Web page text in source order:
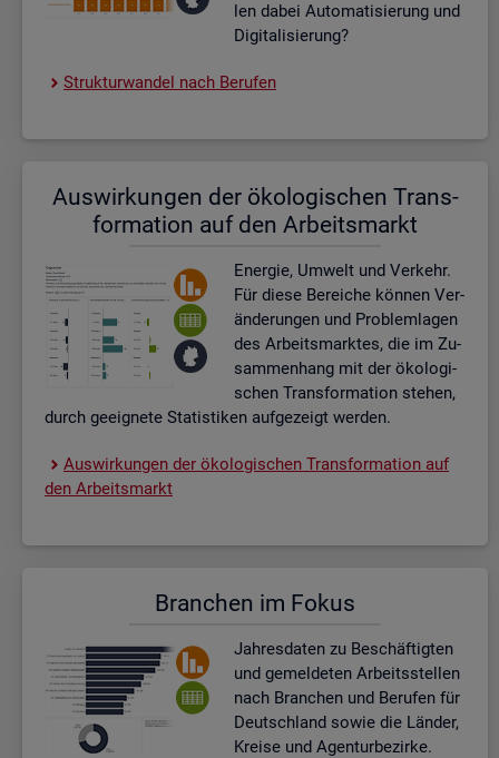
len dabei Au­to­ma­ti­sie­rung und
Di­gi­ta­li­sie­rung?
Struk­tur­wan­del nach Be­ru­fen
Aus­wir­kun­gen der öko­lo­gi­schen Trans­
for­ma­ti­on auf den Ar­beits­markt
En­er­gie, Um­welt und Ver­kehr.
Für diese Be­rei­che kön­nen Ver­
än­de­run­gen und Pro­blem­la­gen
des Ar­beits­mark­tes, die im Zu­
sam­men­hang mit der öko­lo­gi­
schen Trans­for­ma­ti­on ste­hen,
durch ge­eig­ne­te Sta­tis­ti­ken auf­ge­zeigt wer­den.
Aus­wir­kun­gen der öko­lo­gi­schen Trans­for­ma­ti­on auf
den Ar­beits­markt
Bran­chen im Fokus
Jah­res­da­ten zu Be­schäf­tig­ten
und ge­mel­de­ten Ar­beits­stel­len
nach Bran­chen und Be­ru­fen für
Deutsch­land sowie die Län­der,
Krei­se und Agen­tur­be­zir­ke.